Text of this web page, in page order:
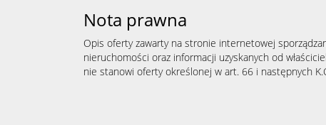
Nota prawna
Opis oferty zawarty na stronie internetowej
nieruchomości oraz informacji uzyskanych od
nie stanowi oferty określonej w art. 66 i następnych